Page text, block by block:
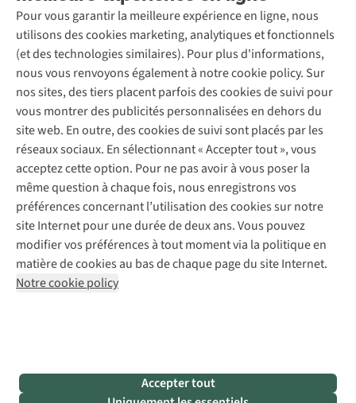
Pour vous garantir la meilleure expérience en ligne, nous
utilisons des cookies marketing, analytiques et fonctionnels
(et des technologies similaires). Pour plus d'informations,
nous vous renvoyons également à notre cookie policy. Sur
nos sites, des tiers placent parfois des cookies de suivi pour
vous montrer des publicités personnalisées en dehors du
site web. En outre, des cookies de suivi sont placés par les
réseaux sociaux. En sélectionnant « Accepter tout », vous
acceptez cette option. Pour ne pas avoir à vous poser la
même question à chaque fois, nous enregistrons vos
préférences concernant l’utilisation des cookies sur notre
site Internet pour une durée de deux ans. Vous pouvez
modifier vos préférences à tout moment via la politique en
matière de cookies au bas de chaque page du site Internet.
Notre cookie policy
Accepter tout
Entretien & réparations
Garantie
Contactez-nous
Nos magasins
À propos d’A.S.Adventure
Déclaration d'accessibilité
Entretien de ski
Service de lavage
Entretien de chaussures
Réparation de chaussures
Réparation de vêtements
Retouches
Pour les entreprises
A.S.Magazine
Explore Camp
Expertise & conseils
Abonnez-vous à la newsletter
Suivez-nous
Mentions légales
Politique de confidentialité
Conditions générales
Cookie Policy